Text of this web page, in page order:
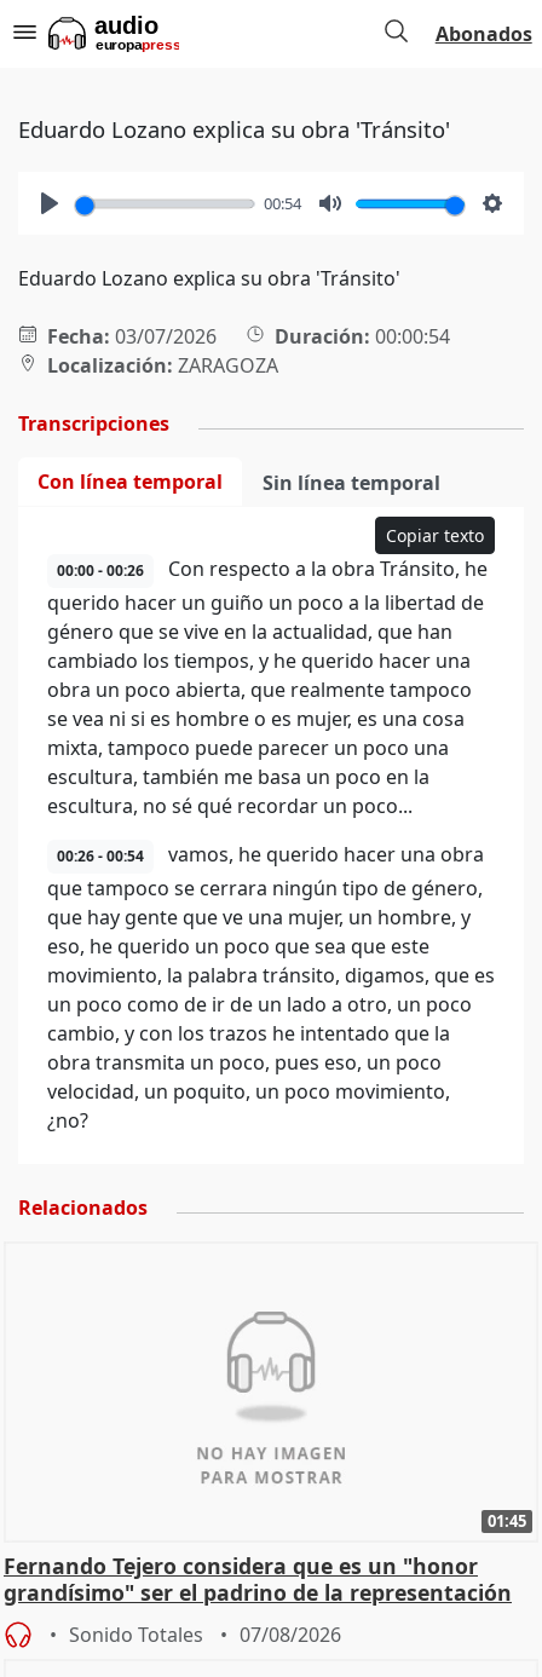
Abonados
Eduardo Lozano explica su obra 'Tránsito'
00:54
Eduardo Lozano explica su obra 'Tránsito'
Fecha: 03/07/2026 Duración: 00:00:54
Localización: ZARAGOZA
Transcripciones
Con línea temporal Sin línea temporal
Copiar texto
00:00 - 00:26
Con respecto a la obra Tránsito, he
querido hacer un guiño un poco a la libertad de
género que se vive en la actualidad, que han
cambiado los tiempos, y he querido hacer una
obra un poco abierta, que realmente tampoco
se vea ni si es hombre o es mujer, es una cosa
mixta, tampoco puede parecer un poco una
escultura, también me basa un poco en la
escultura, no sé qué recordar un poco...
00:26 - 00:54
vamos, he querido hacer una obra
que tampoco se cerrara ningún tipo de género,
que hay gente que ve una mujer, un hombre, y
eso, he querido un poco que sea que este
movimiento, la palabra tránsito, digamos, que es
un poco como de ir de un lado a otro, un poco
cambio, y con los trazos he intentado que la
obra transmita un poco, pues eso, un poco
velocidad, un poquito, un poco movimiento,
¿no?
Relacionados
01:45
Fernando Tejero considera que es un "honor
grandísimo" ser el padrino de la representación
Sonido Totales 07/08/2026